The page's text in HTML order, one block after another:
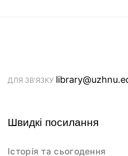
ДЛЯ ЗВ'ЯЗКУ
Швидкі посилання
Історія та сьогодення